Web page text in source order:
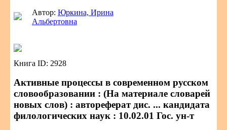
Автор: Юркина, Ирина
Альбертовна
Книга ID: 2928
Активные процессы в современном русском
словообразовании : (На материале словарей
новых слов) : автореферат дис. ... кандидата
филологических наук : 10.02.01 Гос. ун-т